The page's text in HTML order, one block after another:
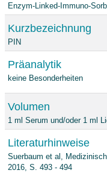
Enzym-Linked-Immuno-
Kurzbezeichnung
PIN
Präanalytik
keine Besonderheiten
Volumen
1 ml Serum und/oder 1 ml
Literaturhinweise
Suerbaum et al,
2016, S. 493 - 494